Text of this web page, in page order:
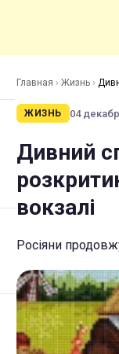
Главная › Жизнь ›
ЖИЗНЬ 04
Дивний
вокзалі
Росіяни